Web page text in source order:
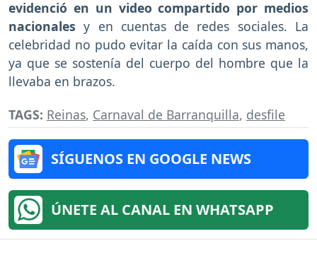
evidenció en un video compartido por medios
nacionales y en cuentas de redes sociales. La
celebridad no pudo evitar la caída con sus manos,
ya que se sostenía del cuerpo del hombre que la
llevaba en brazos.
TAGS: Reinas, Carnaval de Barranquilla, desfile
SÍGUENOS EN GOOGLE NEWS
ÚNETE AL CANAL EN WHATSAPP